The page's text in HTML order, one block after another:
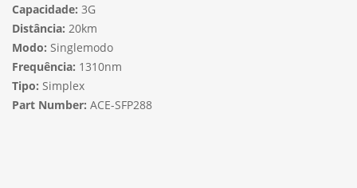
Capacidade: 3G
Distância: 20km
Modo: Singlemodo
Frequência: 1310nm
Tipo: Simplex
Part Number: ACE-SFP288